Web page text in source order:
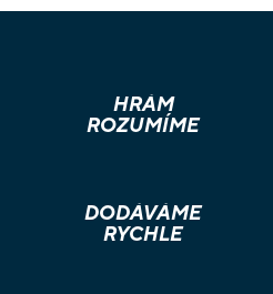
HRÁM
ROZUMÍME
DODÁVÁME
RYCHLE